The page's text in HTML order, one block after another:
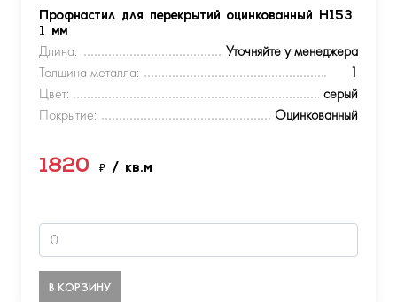
Профнастил для перекрытий оцинкованный Н153
1 мм
Длина:
Уточняйте у менеджера
Толщина металла:
1
Цвет:
серый
Покрытие:
Оцинкованный
1820 ₽ / кв.м
В КОРЗИНУ